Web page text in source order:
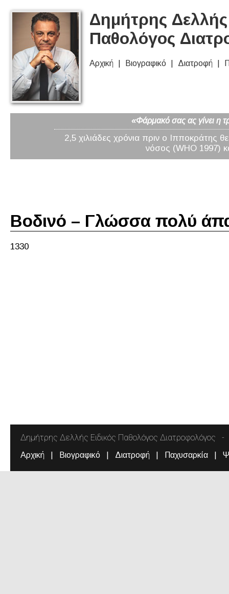
Δημήτρης
Παθολόγος
Αρχική Βιογραφικό Διατροφή
«Φάρμακό σας ας γίνει η
2,5 χιλιάδες χρόνια πριν ο Ιπποκράτης
νόσος (WHO 1997)
Βοδινό – Γλώσσα πολύ
1330
Δημήτρης Δελλής Ειδικός Παθολόγος Διατροφολόγος
Αρχική Βιογραφικό Διατροφή Παχυσαρκία